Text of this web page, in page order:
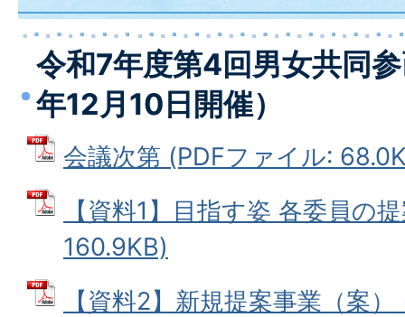
令和7年度第4回男女共同
年12月10日開催）
会議次第 (PDFファイル:
【資料1】目指す姿 各委員の
160.9KB)
【資料2】新規提案事業（案